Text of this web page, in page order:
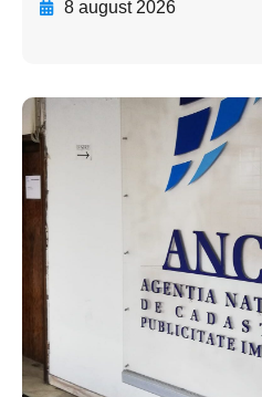
8 august 2026
Adaugă aici
textul pentru
textul pentru
textul pentru